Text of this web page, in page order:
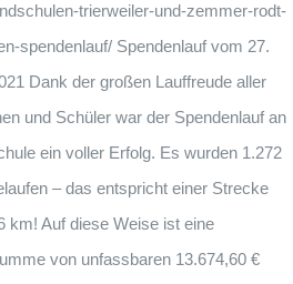
trierweiler-und-zemmer-rodt-
spendenlauf/ Spendenlauf vom 27.
Dank der großen Lauffreude aller
und Schüler war der Spendenlauf an
ein voller Erfolg. Es wurden 1.272
– das entspricht einer Strecke
km! Auf diese Weise ist eine
von unfassbaren 13.674,60 €